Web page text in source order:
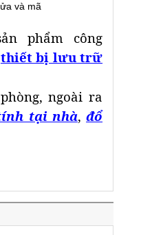
và mã
phẩm công
thiết bị lưu trữ
ngoài ra
tại nhà,đổ